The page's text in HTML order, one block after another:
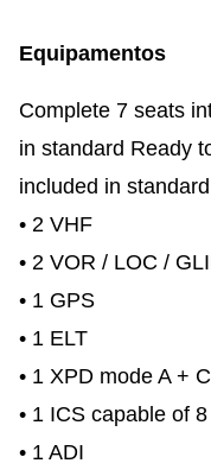
Equipamentos
Complete 7 seats
in standard Ready
included in
• 2 VHF
• 2 VOR / LOC /
• 1 GPS
• 1 ELT
• 1 XPD mode A + C
• 1 ICS capable of
• 1 ADI